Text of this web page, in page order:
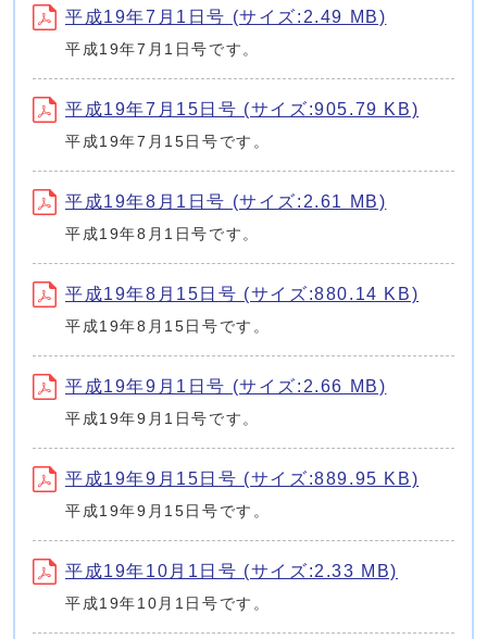
平成19年7月1日号 (サイズ:2.49 MB)
平成19年7月1日号です。
平成19年7月15日号 (サイズ:905.79 KB)
平成19年7月15日号です。
平成19年8月1日号 (サイズ:2.61 MB)
平成19年8月1日号です。
平成19年8月15日号 (サイズ:880.14 KB)
平成19年8月15日号です。
平成19年9月1日号 (サイズ:2.66 MB)
平成19年9月1日号です。
平成19年9月15日号 (サイズ:889.95 KB)
平成19年9月15日号です。
平成19年10月1日号 (サイズ:2.33 MB)
平成19年10月1日号です。